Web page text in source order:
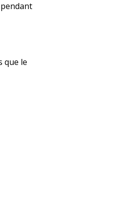
que le